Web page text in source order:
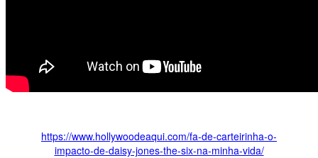
https://www.hollywoodeaqui.com/fa-de-carteirinha-o-
impacto-de-daisy-jones-the-six-na-minha-vida/